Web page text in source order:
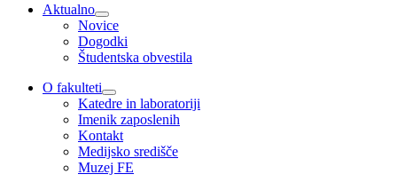
Aktualno
Novice
Dogodki
Študentska obvestila
O fakulteti
Katedre in laboratoriji
Imenik zaposlenih
Kontakt
Medijsko središče
Muzej FE